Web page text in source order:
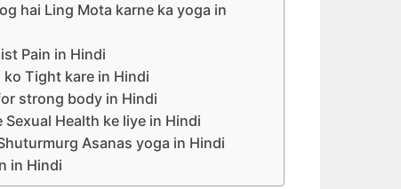
yog hai Ling Mota karne ka yoga in
Pain in Hindi
ko Tight kare in Hindi
for strong body in Hindi
Sexual Health ke liye in Hindi
Shuturmurg Asanas yoga in Hindi
in Hindi